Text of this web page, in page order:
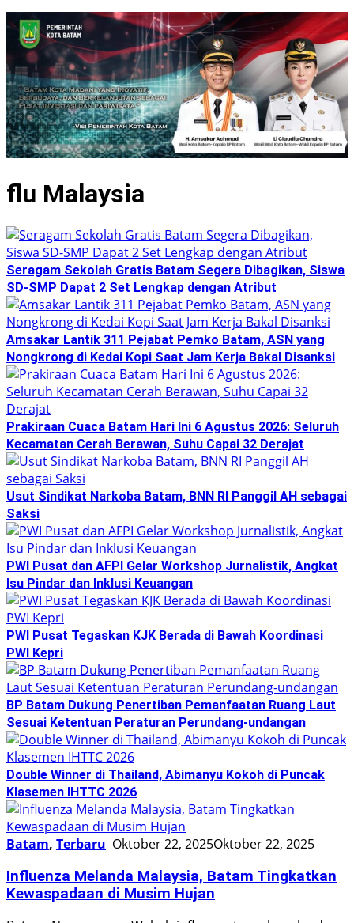
flu Malaysia
Seragam Sekolah Gratis Batam Segera Dibagikan, Siswa
SD-SMP Dapat 2 Set Lengkap dengan Atribut
Amsakar Lantik 311 Pejabat Pemko Batam, ASN yang
Nongkrong di Kedai Kopi Saat Jam Kerja Bakal Disanksi
Prakiraan Cuaca Batam Hari Ini 6 Agustus 2026: Seluruh
Kecamatan Cerah Berawan, Suhu Capai 32 Derajat
Usut Sindikat Narkoba Batam, BNN RI Panggil AH sebagai
Saksi
PWI Pusat dan AFPI Gelar Workshop Jurnalistik, Angkat
Isu Pindar dan Inklusi Keuangan
PWI Pusat Tegaskan KJK Berada di Bawah Koordinasi
PWI Kepri
BP Batam Dukung Penertiban Pemanfaatan Ruang Laut
Sesuai Ketentuan Peraturan Perundang-undangan
Double Winner di Thailand, Abimanyu Kokoh di Puncak
Klasemen IHTTC 2026
Batam, Terbaru Oktober 22, 2025Oktober 22, 2025
Influenza Melanda Malaysia, Batam Tingkatkan
Kewaspadaan di Musim Hujan